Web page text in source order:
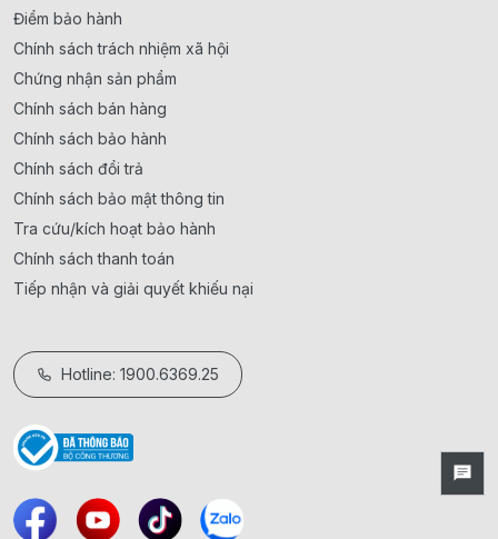
Điểm bảo hành
Chính sách trách nhiệm xã hội
Chứng nhận sản phẩm
Chính sách bán hàng
Chính sách bảo hành
Chính sách đổi trả
Chính sách bảo mật thông tin
Tra cứu/kích hoạt bảo hành
Chính sách thanh toán
Tiếp nhận và giải quyết khiếu nại
Hotline: 1900.6369.25